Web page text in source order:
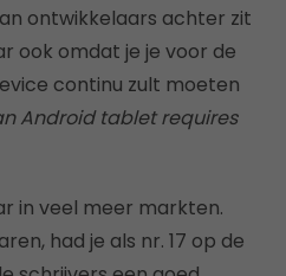
ontwikkelaars achter zit
ook omdat je je voor de
continu zult moeten
Android tablet requires
in veel meer markten.
had je als nr. 17 op de